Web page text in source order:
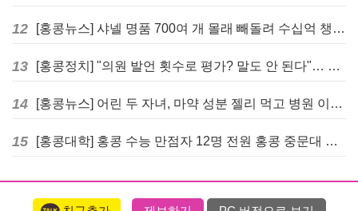
12 [홍콩뉴스] 샤넬 명품 700여 개 몰래 빼돌려 수십억 챙긴 직원 4년~7년형 선고
13 [홍콩정치] "의원 발언 횟수로 평가? 말도 안 된다"… 홍콩 입법회 의장의 일침
14 [홍콩뉴스] 어린 두 자녀, 마약 성분 젤리 먹고 병원 이송… 어머니와 친척 체포
15 [홍콩대학] 홍콩 수능 만점자 12명 전원 홍콩 중문대 의대 진학